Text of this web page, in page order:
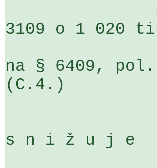
3109 o 1 020
na § 6409,
(C.4.)
s n i ž u j e